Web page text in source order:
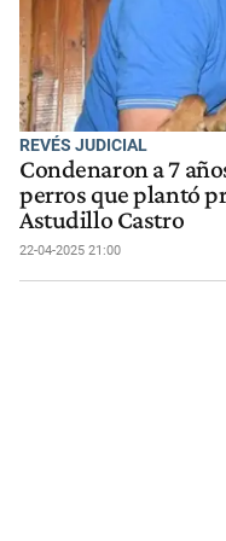
REVÉS JUDICIAL
Condenaron a 7
perros que plantó
Astudillo Castro
22-04-2025 21:00